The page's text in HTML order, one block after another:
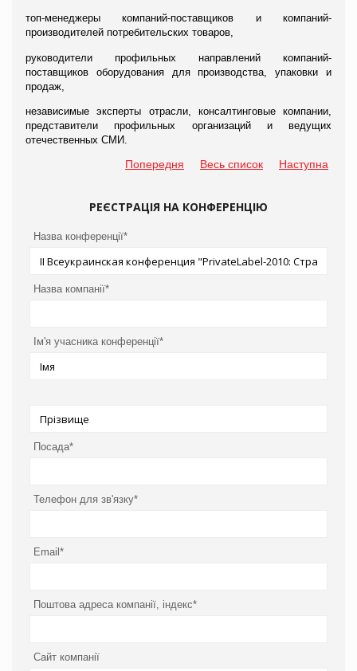
топ-менеджеры компаний-поставщиков и компаний-
производителей потребительских товаров,
руководители профильных направлений компаний-
поставщиков оборудования для производства, упаковки и
продаж,
независимые эксперты отрасли, консалтинговые компании,
представители профильных организаций и ведущих
отечественных СМИ.
Попередня Весь список Наступна
РЕЄСТРАЦІЯ НА КОНФЕРЕНЦІЮ
Назва конференції*
Назва компанії*
Ім'я учасника конференції*
Посада*
Телефон для зв'язку*
Email*
Поштова адреса компанії, індекс*
Сайт компанії